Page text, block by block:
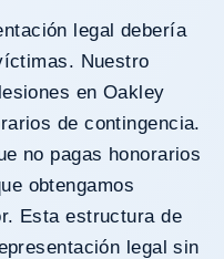
Nuestro
en Oakley
de contingencia.
no pagas honorarios
obtengamos
Esta estructura de
legal sin